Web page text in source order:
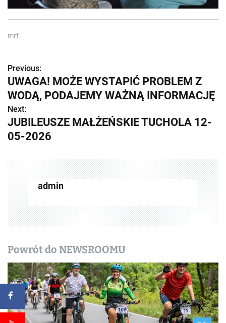
mrf.
Z
o
b
a
s
y
Previous:
UWAGA! MOŻE WYSTAPIĆ PROBLEM Z
WODĄ, PODAJEMY WAŻNĄ INFORMACJĘ
Next:
JUBILEUSZE MAŁŻEŃSKIE TUCHOLA 12-
05-2026
admin
Powrót do NEWSROOMU